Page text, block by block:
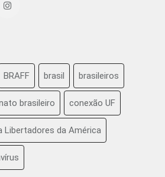
BRAFF brasil brasileiros
brasileiro conexão UF
Libertadores da América